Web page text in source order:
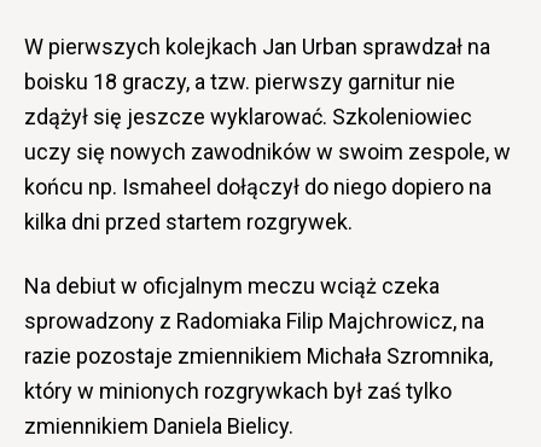
W pierwszych kolejkach Jan Urban sprawdzał na
boisku 18 graczy, a tzw. pierwszy garnitur nie
zdążył się jeszcze wyklarować. Szkoleniowiec
uczy się nowych zawodników w swoim zespole, w
końcu np. Ismaheel dołączył do niego dopiero na
kilka dni przed startem rozgrywek.
Na debiut w oficjalnym meczu wciąż czeka
sprowadzony z Radomiaka Filip Majchrowicz, na
razie pozostaje zmiennikiem Michała Szromnika,
który w minionych rozgrywkach był zaś tylko
zmiennikiem Daniela Bielicy.